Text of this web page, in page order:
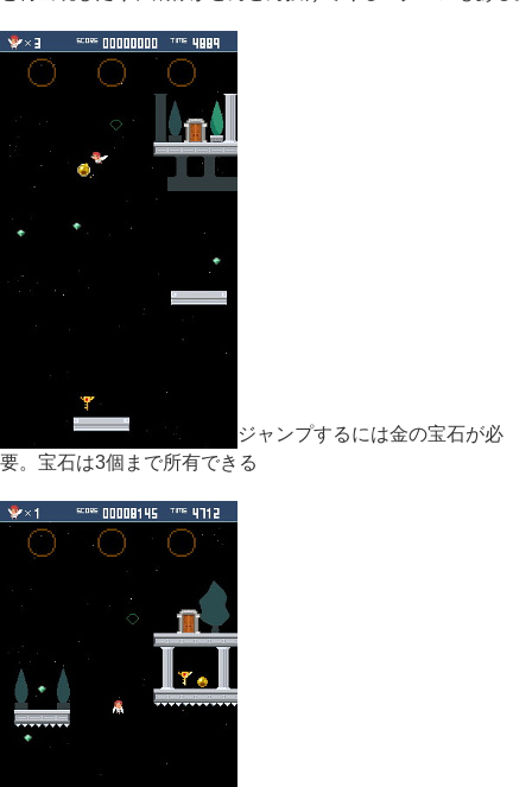
ジャンプするには金の宝石が必
要。宝石は3個まで所有できる